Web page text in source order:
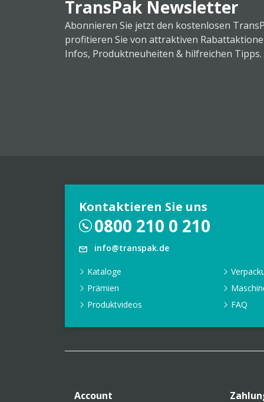
TransPak Newsletter
Abonnieren Sie jetzt den kostenlosen
profitieren Sie von attraktiven
Infos, Produktneuheiten & hilfreichen Tipps.
Kontaktieren Sie uns
0800 210 0 210
info@transpak.de
Kataloge
Prämien
Produktvideos
FAQ
Account